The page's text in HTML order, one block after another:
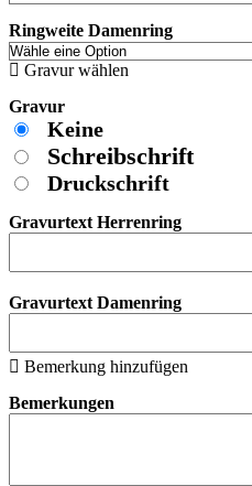
Ringweite Damenring
Gravur wählen
Gravur
Keine
Schreibschrift
Druckschrift
Gravurtext Herrenring
Gravurtext Damenring
Bemerkung hinzufügen
Bemerkungen